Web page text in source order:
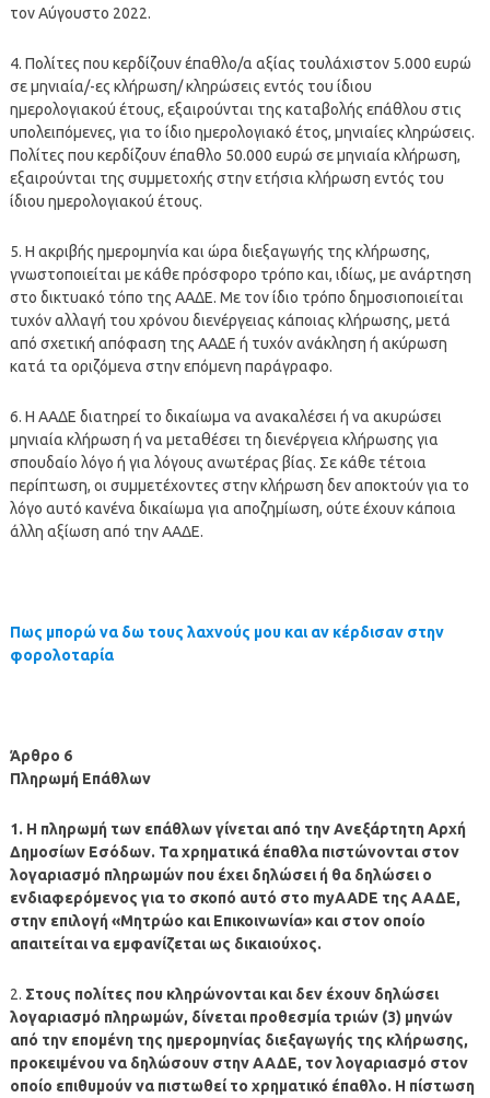
τον Αύγουστο 2022.
4. Πολίτες που κερδίζουν έπαθλο/α αξίας τουλάχιστον 5.000 ευρώ
σε μηνιαία/-ες κλήρωση/ κληρώσεις εντός του ίδιου
ημερολογιακού έτους, εξαιρούνται της καταβολής επάθλου στις
υπολειπόμενες, για το ίδιο ημερολογιακό έτος, μηνιαίες κληρώσεις.
Πολίτες που κερδίζουν έπαθλο 50.000 ευρώ σε μηνιαία κλήρωση,
εξαιρούνται της συμμετοχής στην ετήσια κλήρωση εντός του
ίδιου ημερολογιακού έτους.
5. Η ακριβής ημερομηνία και ώρα διεξαγωγής της κλήρωσης,
γνωστοποιείται με κάθε πρόσφορο τρόπο και, ιδίως, με ανάρτηση
στο δικτυακό τόπο της ΑΑΔΕ. Με τον ίδιο τρόπο δημοσιοποιείται
τυχόν αλλαγή του χρόνου διενέργειας κάποιας κλήρωσης, μετά
από σχετική απόφαση της ΑΑΔΕ ή τυχόν ανάκληση ή ακύρωση
κατά τα οριζόμενα στην επόμενη παράγραφο.
6. Η ΑΑΔΕ διατηρεί το δικαίωμα να ανακαλέσει ή να ακυρώσει
μηνιαία κλήρωση ή να μεταθέσει τη διενέργεια κλήρωσης για
σπουδαίο λόγο ή για λόγους ανωτέρας βίας. Σε κάθε τέτοια
περίπτωση, οι συμμετέχοντες στην κλήρωση δεν αποκτούν για το
λόγο αυτό κανένα δικαίωμα για αποζημίωση, ούτε έχουν κάποια
άλλη αξίωση από την ΑΑΔΕ.
Πως μπορώ να δω τους λαχνούς μου και αν κέρδισαν στην
φορολοταρία
Άρθρο 6
Πληρωμή Επάθλων
1. Η πληρωμή των επάθλων γίνεται από την Ανεξάρτητη Αρχή
Δημοσίων Εσόδων. Τα χρηματικά έπαθλα πιστώνονται στον
λογαριασμό πληρωμών που έχει δηλώσει ή θα δηλώσει ο
ενδιαφερόμενος για το σκοπό αυτό στο myAADE της ΑΑΔΕ,
στην επιλογή «Μητρώο και Επικοινωνία» και στον οποίο
απαιτείται να εμφανίζεται ως δικαιούχος.
2. Στους πολίτες που κληρώνονται και δεν έχουν δηλώσει
λογαριασμό πληρωμών, δίνεται προθεσμία τριών (3) μηνών
από την επομένη της ημερομηνίας διεξαγωγής της κλήρωσης,
προκειμένου να δηλώσουν στην ΑΑΔΕ, τον λογαριασμό στον
οποίο επιθυμούν να πιστωθεί το χρηματικό έπαθλο. Η πίστωση